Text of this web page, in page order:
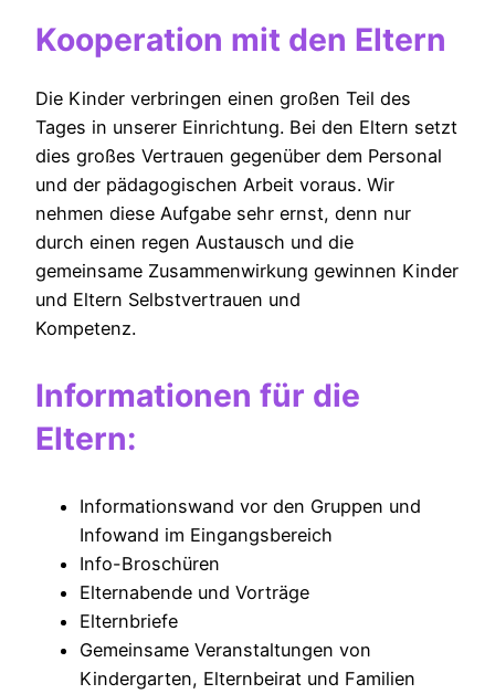
Kooperation mit den Eltern
Die Kinder verbringen einen großen Teil des
Tages in unserer Einrichtung. Bei den Eltern setzt
dies großes Vertrauen gegenüber dem Personal
und der pädagogischen Arbeit voraus. Wir
nehmen diese Aufgabe sehr ernst, denn nur
durch einen regen Austausch und die
gemeinsame Zusammenwirkung gewinnen Kinder
und Eltern Selbstvertrauen und
Kompetenz.
Informationen für die
Eltern:
Informationswand vor den Gruppen und
Infowand im Eingangsbereich
Info-Broschüren
Elternabende und Vorträge
Elternbriefe
Gemeinsame Veranstaltungen von
Kindergarten, Elternbeirat und Familien